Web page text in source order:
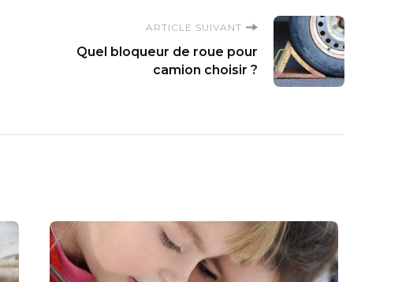
ARTICLE SUIVANT
Quel bloqueur de roue pour
camion choisir ?